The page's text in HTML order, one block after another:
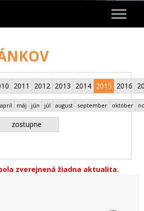
Toggle
2011 2012 2013 2014 2015 2016
apríl máj jún júl august september október
zostupne
zverejnená žiadna aktualita.